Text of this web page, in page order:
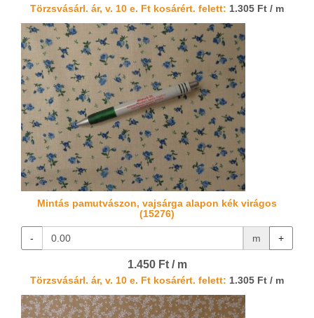
Törzsvásárl. ár, v. 10 e. Ft kosárért. felett: 1.305 Ft / m
Mintás pamutvászon, vajsárga alapon kék virágos
(15276)
- m +
1.450 Ft / m
Törzsvásárl. ár, v. 10 e. Ft kosárért. felett: 1.305 Ft / m